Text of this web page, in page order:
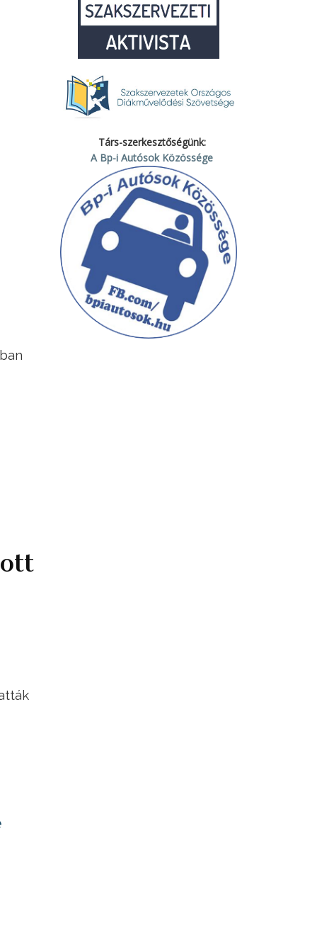
Társ-szerkesztőségünk:
A Bp-i Autósok Közössége